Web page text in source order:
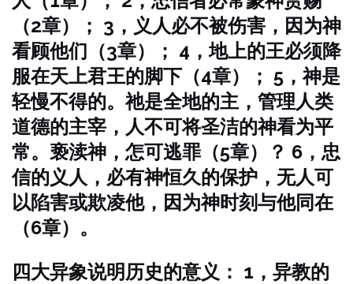
（2章）； 3，义人必不被伤害，因为神
看顾他们（3章）； 4，地上的王必须降
服在天上君王的脚下（4章）； 5，神是
轻慢不得的。祂是全地的主，管理人类
道德的主宰，人不可将圣洁的神看为平
常。亵渎神，怎可逃罪（5章）？ 6，忠
信的义人，必有神恒久的保护，无人可
以陷害或欺凌他，因为神时刻与他同在
（6章）。
四大异象说明历史的意义： 1，异教的